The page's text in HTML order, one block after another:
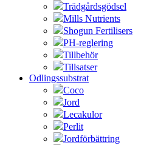
Trädgårdsgödsel
Mills Nutrients
Shogun Fertilisers
PH-reglering
Tillbehör
Tillsatser
Odlingssubstrat
Coco
Jord
Lecakulor
Perlit
Jordförbättring